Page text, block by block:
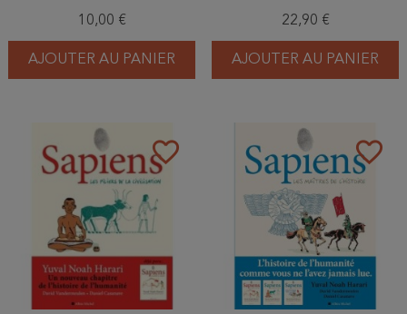
l'Albatros géant
10,00 €
AJOUTER AU PANIER
22,90 €
AJOUTER AU PANIER
favorite_border favorite_border